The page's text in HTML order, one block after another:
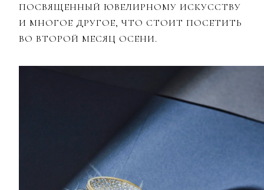
ПОСВЯЩЕННЫЙ ЮВЕЛИРНОМУ ИСКУССТВУ
И МНОГОЕ ДРУГОЕ, ЧТО СТОИТ ПОСЕТИТЬ
ВО ВТОРОЙ МЕСЯЦ ОСЕНИ.